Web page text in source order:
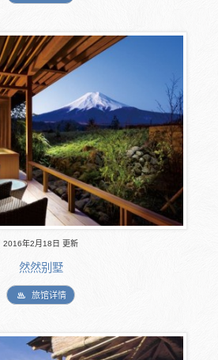
2016年2月18日 更新
然然别墅
旅馆详情